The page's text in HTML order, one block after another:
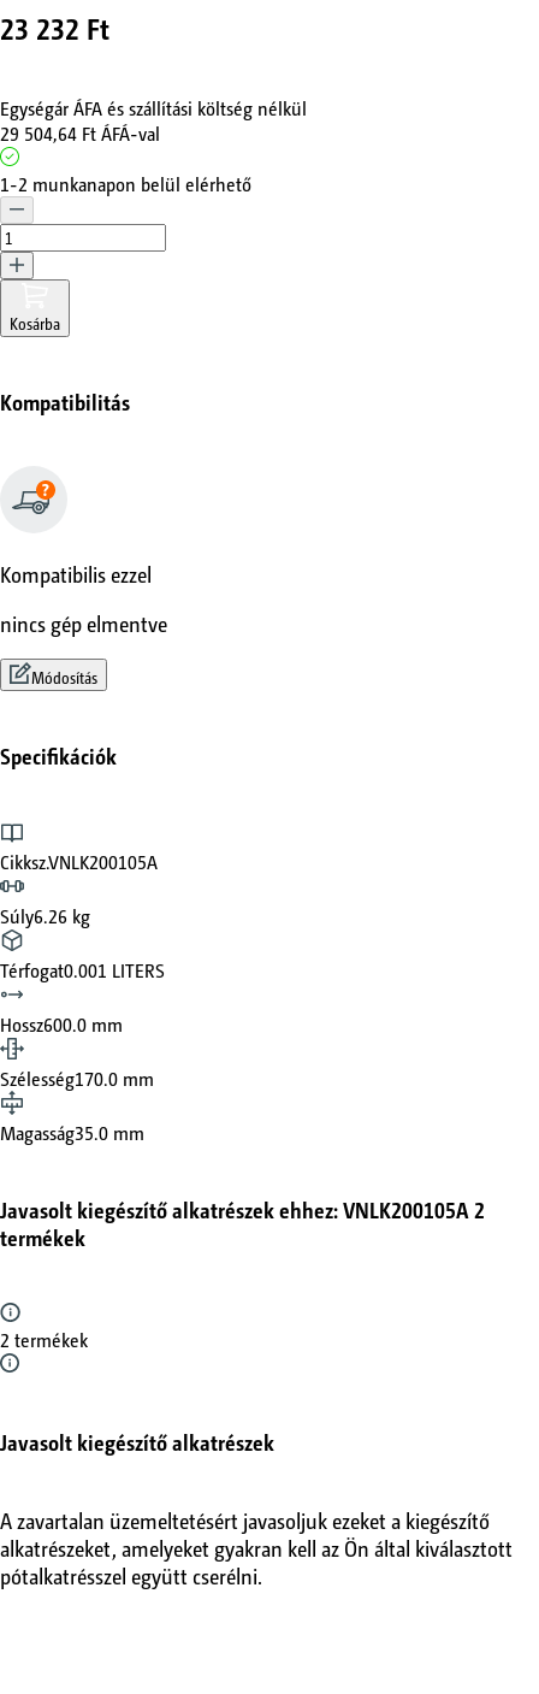
23 232 Ft
Egységár ÁFA és szállítási költség nélkül
29 504,64 FtÁFÁ-val
1-2 munkanapon belül elérhető
Kosárba
Kompatibilitás
Kompatibilis ezzel
nincs gép elmentve
Módosítás
Specifikációk
Cikksz.VNLK200105A
Súly6.26 kg
Térfogat0.001 LITERS
Hossz600.0 mm
Szélesség170.0 mm
Magasság35.0 mm
Javasolt kiegészítő alkatrészek ehhez: VNLK200105A 2
termékek
2 termékek
Javasolt kiegészítő alkatrészek
A zavartalan üzemeltetésért javasoljuk ezeket a kiegészítő
alkatrészeket, amelyeket gyakran kell az Ön által kiválasztott
pótalkatrésszel együtt cserélni.